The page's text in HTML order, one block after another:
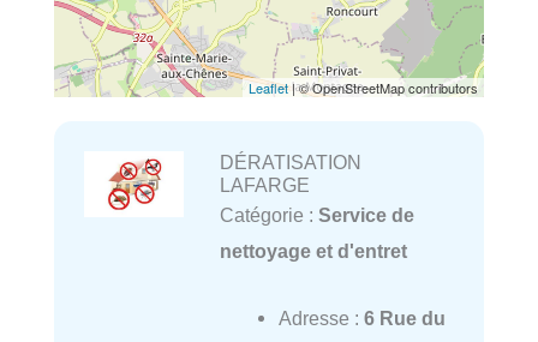
Leaflet| © OpenStreetMap contributors
DÉRATISATION
LAFARGE
Catégorie : Service de
nettoyage et d'entret
Adresse : 6 Rue du